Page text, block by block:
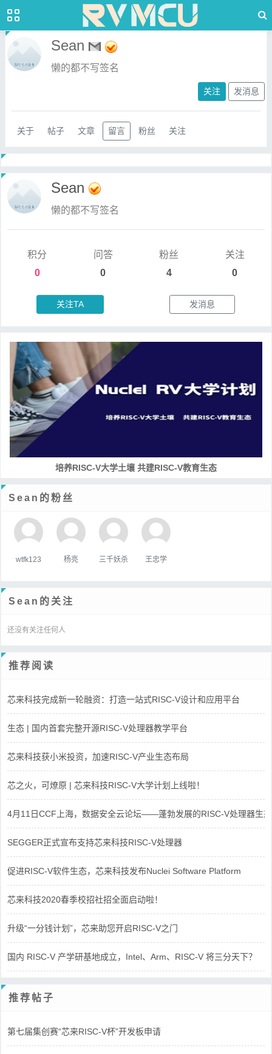
Sean
懒的都不写签名
关注 发消息
关于 帖子 文章 留言 粉丝 关注
Sean
懒的都不写签名
积分
0
问答
0
粉丝
4
关注
0
关注TA 发消息
培养RISC-V大学土壤 共建RISC-V教育生态
Sean的粉丝
wtfk123 杨亮 三千妖杀 王忠学
Sean的关注
还没有关注任何人
推荐阅读
芯来科技完成新一轮融资：打造一站式RISC-V设计和应用平台
生态 | 国内首套完整开源RISC-V处理器教学平台
芯来科技获小米投资，加速RISC-V产业生态布局
芯之火，可燎原 | 芯来科技RISC-V大学计划上线啦！
4月11日CCF上海，数据安全云论坛——蓬勃发展的RISC-V处理器生态
SEGGER正式宣布支持芯来科技RISC-V处理器
促进RISC-V软件生态，芯来科技发布Nuclei Software Platform
芯来科技2020春季校招社招全面启动啦！
升级“一分钱计划”，芯来助您开启RISC-V之门
国内 RISC-V 产学研基地成立，Intel、Arm、RISC-V 将三分天下？
推荐帖子
第七届集创赛“芯来RISC-V杯”开发板申请